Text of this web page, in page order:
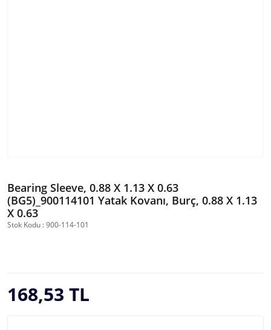
Bearing Sleeve, 0.88 X 1.13 X 0.63
(BG5)_900114101 Yatak Kovanı, Burç, 0.88 X 1.13
X 0.63
Stok Kodu : 900-114-101
168,53 TL